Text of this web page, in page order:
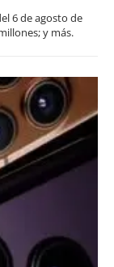
6 de agosto de
y más.